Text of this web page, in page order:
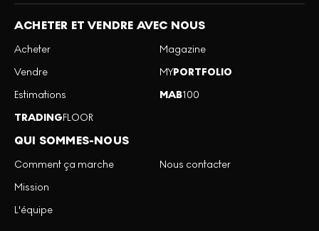
ACHETER ET VENDRE AVEC NOUS
Acheter
Vendre
Estimations
TRADINGFLOOR
Magazine
MYPORTFOLIO
MAB100
QUI SOMMES-NOUS
Comment ça marche
Mission
L'équipe
Nous contacter